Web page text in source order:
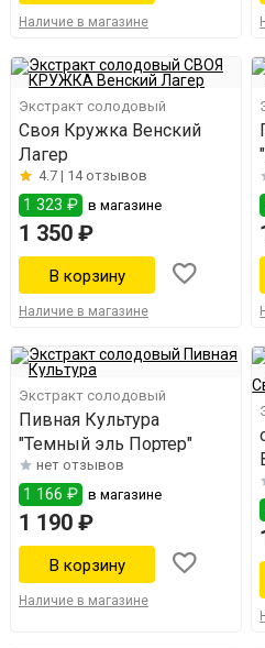
Наличие в магазине
Экстракт солодовый
Своя Кружка Венский
Лагер
4.7 | 14 отзывов
1 323 ₽ в магазине
1 350 ₽
Наличие в магазине
Экстракт солодовый
Пивная Культура
"Темный эль Портер"
нет отзывов
1 166 ₽ в магазине
1 190 ₽
Наличие в магазине